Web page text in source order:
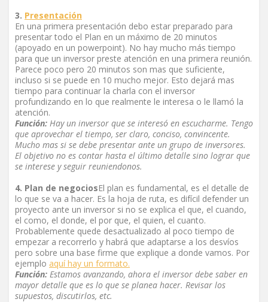
3. Presentación
En una primera presentación debo estar preparado para
presentar todo el Plan en un máximo de 20 minutos
(apoyado en un powerpoint). No hay mucho más tiempo
para que un inversor preste atención en una primera reunión.
Parece poco pero 20 minutos son mas que suficiente,
incluso si se puede en 10 mucho mejor. Esto dejará mas
tiempo para continuar la charla con el inversor
profundizando en lo que realmente le interesa o le llamó la
atención.
Función: Hay un inversor que se interesó en escucharme. Tengo
que aprovechar el tiempo, ser claro, conciso, convincente.
Mucho mas si se debe presentar ante un grupo de inversores.
El objetivo no es contar hasta el último detalle sino lograr que
se interese y seguir reuniendonos.
4. Plan de negociosEl plan es fundamental, es el detalle de
lo que se va a hacer. Es la hoja de ruta, es difícil defender un
proyecto ante un inversor si no se explica el que, el cuando,
el como, el donde, el por que, el quien, el cuanto.
Probablemente quede desactualizado al poco tiempo de
empezar a recorrerlo y habrá que adaptarse a los desvíos
pero sobre una base firme que explique a donde vamos. Por
ejemplo aquí hay un formato.
Función: Estamos avanzando, ahora el inversor debe saber en
mayor detalle que es lo que se planea hacer. Revisar los
supuestos, discutirlos, etc.